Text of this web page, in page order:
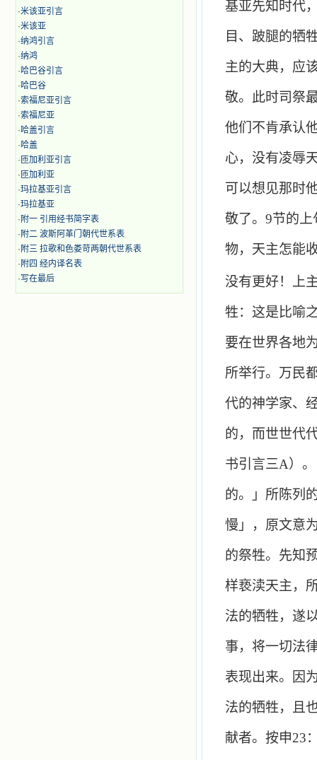
·米该亚引言
·米该亚
·纳鸿引言
·纳鸿
·哈巴谷引言
·哈巴谷
·索福尼亚引言
·索福尼亚
·哈盖引言
·哈盖
· 匝加利亚引言
· 匝加利亚
·玛拉基亚引言
·玛拉基亚
· 附一 引用经书简字表
· 附二 波斯阿革门朝代世系表
· 附三 拉歌和色娄苛两朝代世系表
· 附四 经内译名表
·写在最后
基亚先知时代
目、跛腿的牺
主的大典，应
敬。此时司祭
他们不肯承认
心，没有凌辱
可以想见那时
敬了。 9节的上
物，天主怎能
没有更好！上
牲：这是比喻
要在世界各地
所举行。万民
代的神学家、
的，而世世代
书引言三A）。
的。」所陈列
慢」，原文意
的祭牲。先知
样亵渎天主，
法的牺牲，遂
事，将一切法
表现出来。因
法的牺牲，且
献者。按申23